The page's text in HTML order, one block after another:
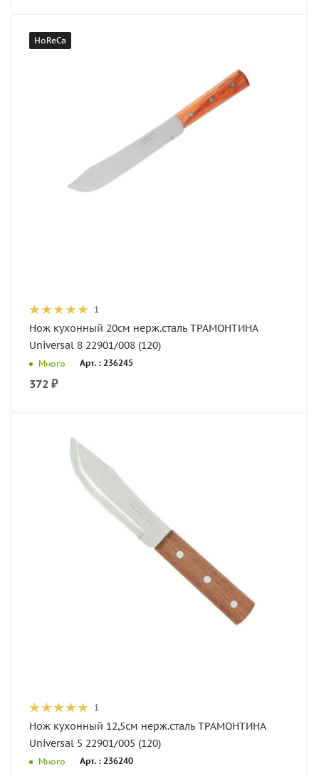
HoReCa
1
Нож кухонный 20см нерж.сталь ТРАМОНТИНА
Universal 8 22901/008 (120)
Много Арт. : 236245
372 ₽
1
Нож кухонный 12,5см нерж.сталь ТРАМОНТИНА
Universal 5 22901/005 (120)
Много Арт. : 236240